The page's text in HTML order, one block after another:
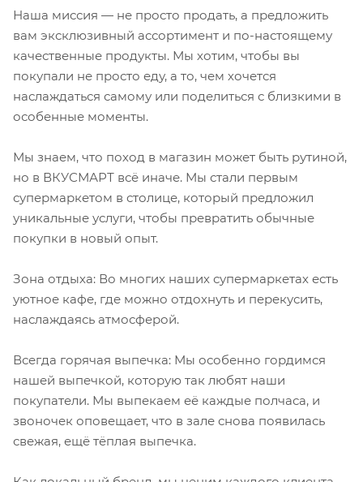
Наша миссия — не просто продать, а предложить
вам эксклюзивный ассортимент и по-настоящему
качественные продукты. Мы хотим, чтобы вы
покупали не просто еду, а то, чем хочется
наслаждаться самому или поделиться с близкими в
особенные моменты.
Мы знаем, что поход в магазин может быть рутиной,
но в ВКУСМАРТ всё иначе. Мы стали первым
супермаркетом в столице, который предложил
уникальные услуги, чтобы превратить обычные
покупки в новый опыт.
Зона отдыха: Во многих наших супермаркетах есть
уютное кафе, где можно отдохнуть и перекусить,
наслаждаясь атмосферой.
Всегда горячая выпечка: Мы особенно гордимся
нашей выпечкой, которую так любят наши
покупатели. Мы выпекаем её каждые полчаса, и
звоночек оповещает, что в зале снова появилась
свежая, ещё тёплая выпечка.